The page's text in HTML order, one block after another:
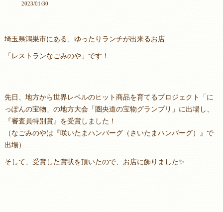
2023/01/30
埼玉県鴻巣市にある、ゆったりランチが出来るお店
「レストランなごみのや」です！
先日、地方から世界レベルのヒット商品を育てるプロジェクト「に
っぽんの宝物」の地方大会「圏央道の宝物グランプリ」に出場し、
『審査員特別賞』を受賞しました！
（なごみのやは『咲いたまハンバーグ（さいたまハンバーグ）』で
出場）
そして、受賞した賞状を頂いたので、お店に飾りました✨